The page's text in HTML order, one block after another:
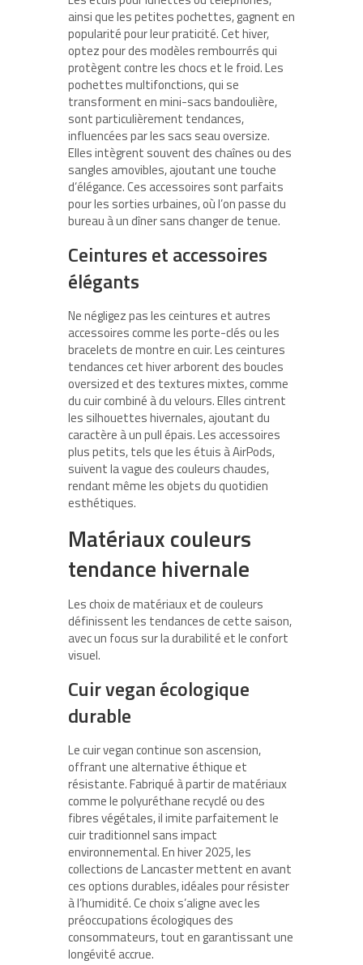
ainsi que les petites pochettes, gagnent en
popularité pour leur praticité. Cet hiver,
optez pour des modèles rembourrés qui
protègent contre les chocs et le froid. Les
pochettes multifonctions, qui se
transforment en mini-sacs bandoulière,
sont particulièrement tendances,
influencées par les sacs seau oversize.
Elles intègrent souvent des chaînes ou des
sangles amovibles, ajoutant une touche
d’élégance. Ces accessoires sont parfaits
pour les sorties urbaines, où l’on passe du
bureau à un dîner sans changer de tenue.
Ceintures et accessoires
élégants
Ne négligez pas les ceintures et autres
accessoires comme les porte-clés ou les
bracelets de montre en cuir. Les ceintures
tendances cet hiver arborent des boucles
oversized et des textures mixtes, comme
du cuir combiné à du velours. Elles cintrent
les silhouettes hivernales, ajoutant du
caractère à un pull épais. Les accessoires
plus petits, tels que les étuis à AirPods,
suivent la vague des couleurs chaudes,
rendant même les objets du quotidien
esthétiques.
Matériaux couleurs
tendance hivernale
Les choix de matériaux et de couleurs
définissent les tendances de cette saison,
avec un focus sur la durabilité et le confort
visuel.
Cuir vegan écologique
durable
Le cuir vegan continue son ascension,
offrant une alternative éthique et
résistante. Fabriqué à partir de matériaux
comme le polyuréthane recyclé ou des
fibres végétales, il imite parfaitement le
cuir traditionnel sans impact
environnemental. En hiver 2025, les
collections de Lancaster mettent en avant
ces options durables, idéales pour résister
à l’humidité. Ce choix s’aligne avec les
préoccupations écologiques des
consommateurs, tout en garantissant une
longévité accrue.